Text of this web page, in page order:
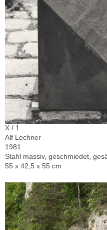
X / 1
Alf Lechner
1981
Stahl massiv, geschmiedet,
55 x 42,5 x 55 cm